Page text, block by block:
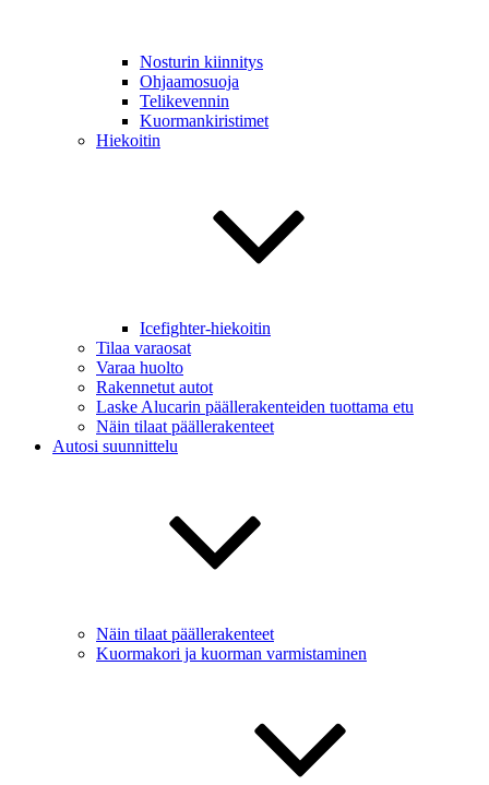
Nosturin kiinnitys
Ohjaamosuoja
Telikevennin
Kuormankiristimet
Hiekoitin
Icefighter-hiekoitin
Tilaa varaosat
Varaa huolto
Rakennetut autot
Laske Alucarin päällerakenteiden tuottama etu
Näin tilaat päällerakenteet
Autosi suunnittelu
Näin tilaat päällerakenteet
Kuormakori ja kuorman varmistaminen